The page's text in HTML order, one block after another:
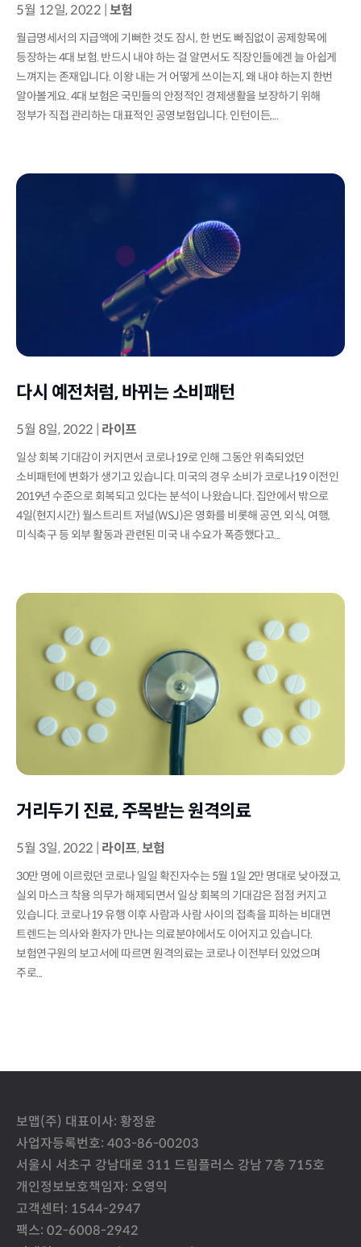
5월 12일, 2022 |보험
월급명세서의 지급액에 기뻐한 것도 잠시, 한 번도 빠짐없이 공제항목에
등장하는 4대 보험. 반드시 내야 하는 걸 알면서도 직장인들에겐 늘 아쉽게
느껴지는 존재입니다. 이왕 내는 거 어떻게 쓰이는지, 왜 내야 하는지 한번
알아볼게요. 4대 보험은 국민들의 안정적인 경제생활을 보장하기 위해
정부가 직접 관리하는 대표적인 공영보험입니다. 인턴이든,...
다시 예전처럼, 바뀌는 소비패턴
5월 8일, 2022 | 라이프
일상 회복 기대감이 커지면서 코로나19로 인해 그동안 위축되었던
소비패턴에 변화가 생기고 있습니다. 미국의 경우 소비가 코로나19 이전인
2019년 수준으로 회복되고 있다는 분석이 나왔습니다. 집안에서 밖으로
4일(현지시간) 월스트리트 저널(WSJ)은 영화를 비롯해 공연, 외식, 여행,
미식축구 등 외부 활동과 관련된 미국 내 수요가 폭증했다고...
거리두기 진료, 주목받는 원격의료
5월 3일, 2022 라이프,보험
30만 명에 이르렀던 코로나 일일 확진자수는 5월 1일 2만 명대로 낮아졌고,
실외 마스크 착용 의무가 해제되면서 일상 회복의 기대감은 점점 커지고
있습니다. 코로나19 유행 이후 사람과 사람 사이의 접촉을 피하는 비대면
트렌드는 의사와 환자가 만나는 의료분야에서도 이어지고 있습니다.
보험연구원의 보고서에 따르면 원격의료는 코로나 이전부터 있었으며
주로...
보맵(주) 대표이사: 황정윤
사업자등록번호: 403-86-00203
서울시 서초구 강남대로 311 드림플러스 강남 7층 715호
개인정보보호책임자: 오영익
고객센터: 1544-2947
팩스: 02-6008-2942